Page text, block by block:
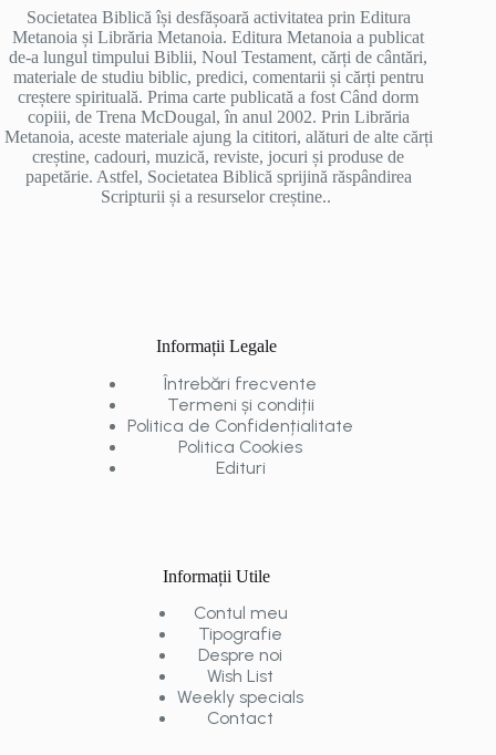
Societatea Biblică își desfășoară activitatea prin Editura
Metanoia și Librăria Metanoia. Editura Metanoia a publicat
de-a lungul timpului Biblii, Noul Testament, cărți de cântări,
materiale de studiu biblic, predici, comentarii și cărți pentru
creștere spirituală. Prima carte publicată a fost Când dorm
copiii, de Trena McDougal, în anul 2002. Prin Librăria
Metanoia, aceste materiale ajung la cititori, alături de alte cărți
creștine, cadouri, muzică, reviste, jocuri și produse de
papetărie. Astfel, Societatea Biblică sprijină răspândirea
Scripturii și a resurselor creștine..
Informații Legale
Întrebări frecvente
Termeni și condiții
Politica de Confidențialitate
Politica Cookies
Edituri
Informații Utile
Contul meu
Tipografie
Despre noi
Wish List
Weekly specials
Contact